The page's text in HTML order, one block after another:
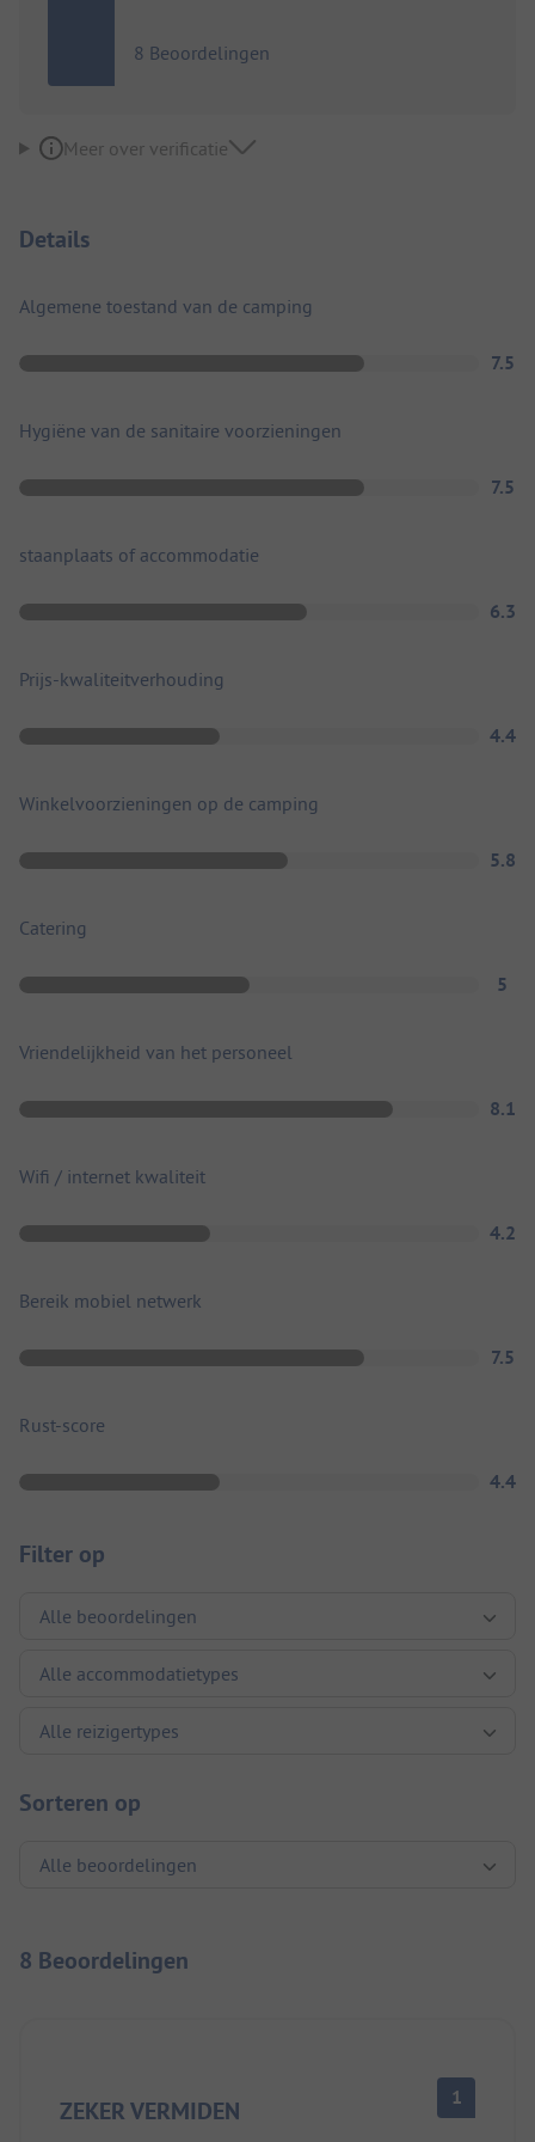
8 Beoordelingen
Meer over verificatie
Details
Algemene toestand van de camping
7.5
Hygiëne van de sanitaire voorzieningen
7.5
staanplaats of accommodatie
6.3
Prijs-kwaliteitverhouding
4.4
Winkelvoorzieningen op de camping
5.8
Catering
5
Vriendelijkheid van het personeel
8.1
Wifi / internet kwaliteit
4.2
Bereik mobiel netwerk
7.5
Rust-score
4.4
Filter op
Sorteren op
8 Beoordelingen
ZEKER VERMIDEN 1